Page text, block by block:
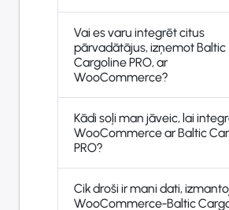
Vai es varu integrēt citus
pārvadātājus, izņemot Baltic
Cargoline PRO, ar
WooCommerce?
Kādi soļi man jāveic, lai
WooCommerce ar Baltic
PRO?
Cik droši ir mani dati,
WooCommerce-Baltic